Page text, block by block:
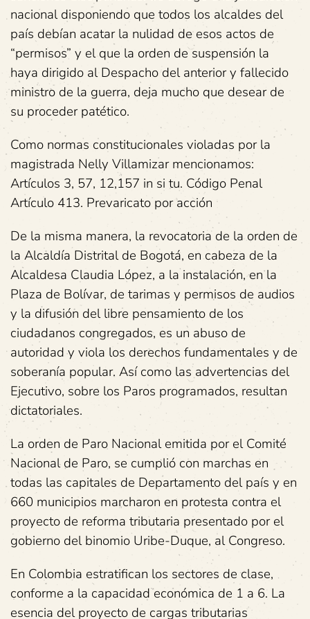
nacional disponiendo que todos los alcaldes del
país debían acatar la nulidad de esos actos de
“permisos” y el que la orden de suspensión la
haya dirigido al Despacho del anterior y fallecido
ministro de la guerra, deja mucho que desear de
su proceder patético.
Como normas constitucionales violadas por la
magistrada Nelly Villamizar mencionamos:
Artículos 3, 57, 12,157 in si tu. Código Penal
Artículo 413. Prevaricato por acción
De la misma manera, la revocatoria de la orden de
la Alcaldía Distrital de Bogotá, en cabeza de la
Alcaldesa Claudia López, a la instalación, en la
Plaza de Bolívar, de tarimas y permisos de audios
y la difusión del libre pensamiento de los
ciudadanos congregados, es un abuso de
autoridad y viola los derechos fundamentales y de
soberanía popular. Así como las advertencias del
Ejecutivo, sobre los Paros programados, resultan
dictatoriales.
La orden de Paro Nacional emitida por el Comité
Nacional de Paro, se cumplió con marchas en
todas las capitales de Departamento del país y en
660 municipios marcharon en protesta contra el
proyecto de reforma tributaria presentado por el
gobierno del binomio Uribe-Duque, al Congreso.
En Colombia estratifican los sectores de clase,
conforme a la capacidad económica de 1 a 6. La
esencia del proyecto de cargas tributarias